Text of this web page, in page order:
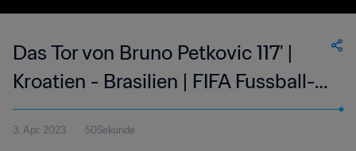
Das Tor von Bruno Petkovic 117' |
Kroatien - Brasilien | FIFA Fussball-
Weltmeisterschaft Katar 2022™
3. Apr. 2023 50Sekunde